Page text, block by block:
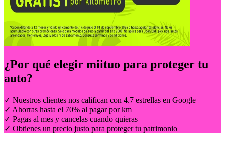
¿Por qué elegir miituo para proteger tu
auto?
✓ Nuestros clientes nos califican con 4.7 estrellas en Google
✓ Ahorras hasta el 70% al pagar por km
✓ Pagas al mes y cancelas cuando quieras
✓ Obtienes un precio justo para proteger tu patrimonio